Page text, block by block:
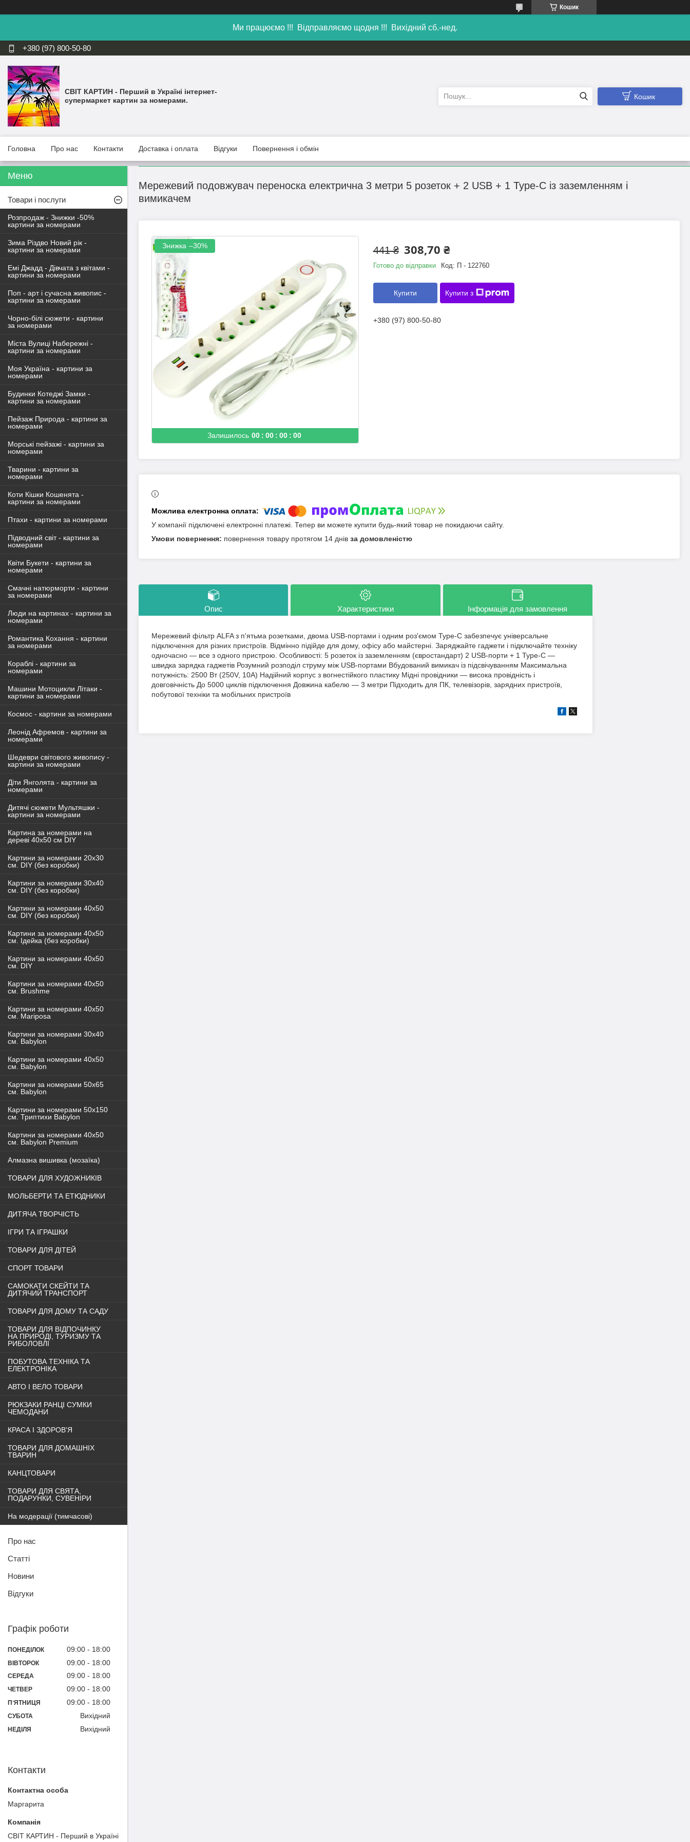
Кошик
Ми працюємо !!! Відправляємо щодня !!! Вихідний сб.-нед.
+380 (97) 800-50-80
СВІТ КАРТИН - Перший в Україні інтернет-
супермаркет картин за номерами.
Кошик
Головна Про нас Контакти Доставка і оплата Відгуки Повернення і обмін
Мережевий подовжувач переноска електрична 3 метри 5 розеток + 2 USB + 1 Type-C із заземленням і
вимикачем
Залишилось 00 00 00 00
–30% 441 ₴ 308,70 ₴
Готово до відправки Код: П - 122760
Купити Купити з
+380 (97) 800-50-80
У компанії підключені електронні платежі. Тепер ви можете купити будь-який товар не покидаючи сайту.
повернення товару протягом 14 днів за домовленістю
Опис Характеристики Інформація для замовлення
Мережевий фільтр ALFA з п'ятьма розетками, двома USB-портами і одним роз'ємом Type-C забезпечує універсальне
підключення для різних пристроїв. Відмінно підійде для дому, офісу або майстерні. Заряджайте гаджети і підключайте техніку
одночасно — все з одного пристрою. Особливості: 5 розеток із заземленням (євростандарт) 2 USB-порти + 1 Type-C —
швидка зарядка гаджетів Розумний розподіл струму між USB-портами Вбудований вимикач із підсвічуванням Максимальна
потужність: 2500 Вт (250V, 10A) Надійний корпус з вогнестійкого пластику Мідні провідники — висока провідність і
довговічність До 5000 циклів підключення Довжина кабелю — 3 метри Підходить для ПК, телевізорів, зарядних пристроїв,
побутової техніки та мобільних пристроїв
Товари і послуги
Розпродаж - Знижки -50%
картини за номерами
Зима Різдво Новий рік -
картини за номерами
Емі Джадд - Дівчата з квітами -
картини за номерами
Поп - арт і сучасна живопис -
картини за номерами
Чорно-білі сюжети - картини
за номерами
Міста Вулиці Набережні -
картини за номерами
Моя Україна - картини за
номерами
Будинки Котеджі Замки -
картини за номерами
Пейзаж Природа - картини за
номерами
Морські пейзажі - картини за
номерами
Тварини - картини за
номерами
Коти Кішки Кошенята -
картини за номерами
Птахи - картини за номерами
Підводний світ - картини за
номерами
Квіти Букети - картини за
номерами
Смачні натюрморти - картини
за номерами
Люди на картинах - картини за
номерами
Романтика Кохання - картини
за номерами
Кораблі - картини за
номерами
Машини Мотоцикли Літаки -
картини за номерами
Космос - картини за номерами
Леонід Афремов - картини за
номерами
Шедеври світового живопису -
картини за номерами
Діти Янголята - картини за
номерами
Дитячі сюжети Мультяшки -
картини за номерами
Картина за номерами на
дереві 40х50 см DIY
Картини за номерами 20х30
см. DIY (без коробки)
Картини за номерами 30х40
см. DIY (без коробки)
Картини за номерами 40х50
см. DIY (без коробки)
Картини за номерами 40x50
см. Ідейка (без коробки)
Картини за номерами 40х50
см. DIY
Картини за номерами 40х50
см. Brushme
Картини за номерами 40х50
см. Mariposa
Картини за номерами 30х40
см. Babylon
Картини за номерами 40х50
см. Babylon
Картини за номерами 50х65
см. Babylon
Картини за номерами 50х150
см. Триптихи Babylon
Картини за номерами 40х50
см. Babylon Premium
Алмазна вишивка (мозаїка)
ТОВАРИ ДЛЯ ХУДОЖНИКІВ
МОЛЬБЕРТИ ТА ЕТЮДНИКИ
ДИТЯЧА ТВОРЧІСТЬ
ІГРИ ТА ІГРАШКИ
ТОВАРИ ДЛЯ ДІТЕЙ
СПОРТ ТОВАРИ
САМОКАТИ СКЕЙТИ ТА
ДИТЯЧИЙ ТРАНСПОРТ
ТОВАРИ ДЛЯ ДОМУ ТА САДУ
ТОВАРИ ДЛЯ ВІДПОЧИНКУ
НА ПРИРОДІ, ТУРИЗМУ ТА
РИБОЛОВЛІ
ПОБУТОВА ТЕХНІКА ТА
ЕЛЕКТРОНІКА
АВТО І ВЕЛО ТОВАРИ
РЮКЗАКИ РАНЦІ СУМКИ
ЧЕМОДАНИ
КРАСА І ЗДОРОВ'Я
ТОВАРИ ДЛЯ ДОМАШНІХ
ТВАРИН
КАНЦТОВАРИ
ТОВАРИ ДЛЯ СВЯТА,
ПОДАРУНКИ, СУВЕНІРИ
На модерації (тимчасові)
Про нас
Статті
Новини
Відгуки
Графік роботи
ПОНЕДІЛОК 09:00 18:00
ВІВТОРОК 09:00 18:00
СЕРЕДА 09:00 18:00
ЧЕТВЕР 09:00 18:00
ПʼЯТНИЦЯ 09:00 18:00
СУБОТА Вихідний
НЕДІЛЯ Вихідний
Контакти
Маргарита
СВІТ КАРТИН - Перший в Україні